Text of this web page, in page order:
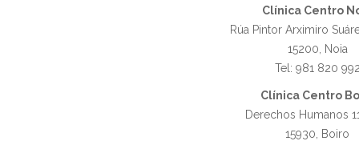
Clínica Centro
Rúa Pintor Arximiro
15200, Noia
Tel: 981 820
Clínica Centro
Derechos Humanos
15930, Boiro